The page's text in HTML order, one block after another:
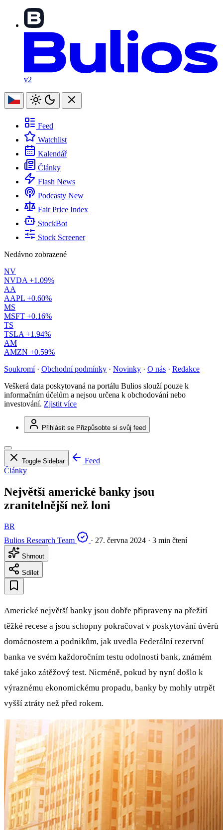
v2
Feed
Watchlist
Kalendář
Články
Flash News
Podcasty New
Fair Price Index
StockBot
Stock Screener
Nedávno zobrazené
NV
NVDA +1.09%
AA
AAPL +0.60%
MS
MSFT +0.16%
TS
TSLA +1.94%
AM
AMZN +0.59%
Soukromí · Obchodní podmínky · Novinky · O nás · Redakce
Veškerá data poskytovaná na portálu Bulios slouží pouze k
informačním účelům a nejsou určena k obchodování nebo
investování. Zjistit více
Přihlásit se Přizpůsobte si svůj feed
Toggle Sidebar
Feed
Články
Největší americké banky jsou
zranitelnější než loni
BR
Bulios Research Team
· 27. června 2024 · 3 min čtení
Shrnout
Sdílet
Americké největší banky jsou dobře připraveny na přežití
těžké recese a jsou schopny pokračovat v poskytování úvěrů
domácnostem a podnikům, jak uvedla Federální rezervní
banka ve svém každoročním testu odolnosti bank, známém
také jako zátěžový test. Nicméně, pokud by nyní došlo k
výraznému ekonomickému propadu, banky by mohly utrpět
vyšší ztráty než před rokem.